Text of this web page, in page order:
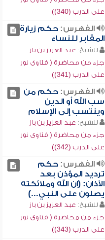
على الدرب (340))
الفهرس:حكم زيارة
المقابر للنساء
للشيخ: عبد العزيز بن باز
جزء من محاضرة ( فتاوى نور
على الدرب (341))
الفهرس:حكم من
سب الله أو الدين
وينتسب إلى الإسلام
للشيخ: عبد العزيز بن باز
جزء من محاضرة ( فتاوى نور
على الدرب (342))
الفهرس:حكم
ترديد المؤذن بعد
الأذان: (إن الله وملائكته
يصلون على النبي...)
للشيخ: عبد العزيز بن باز
جزء من محاضرة ( فتاوى نور
على الدرب (343))